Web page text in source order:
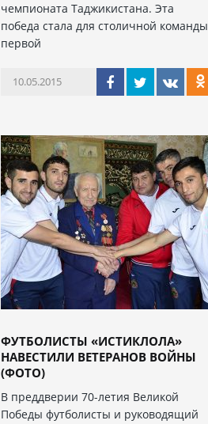
чемпионата Таджикистана. Эта
победа стала для столичной команды
первой
10.05.2015
ФУТБОЛИСТЫ «ИСТИКЛОЛА»
НАВЕСТИЛИ ВЕТЕРАНОВ ВОЙНЫ
(ФОТО)
В преддверии 70-летия Великой
Победы футболисты и руководящий